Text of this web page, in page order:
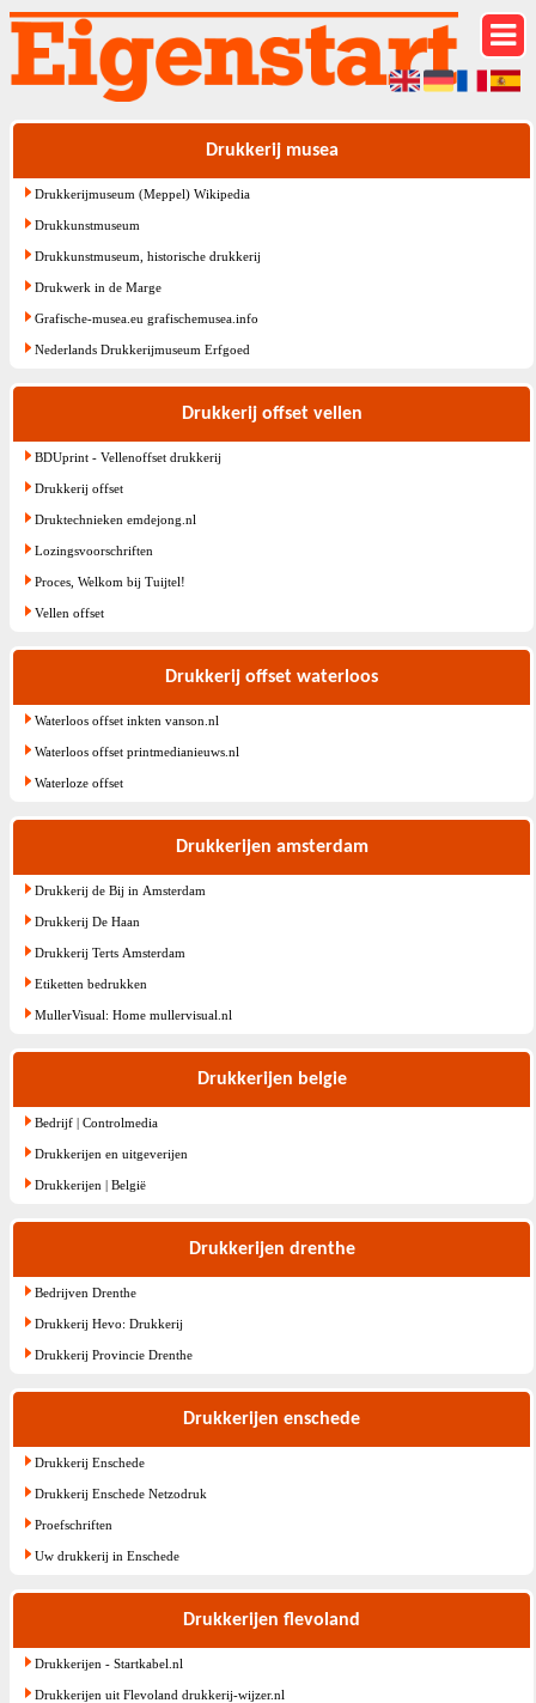
Drukkerij musea
Drukkerijmuseum (Meppel) Wikipedia
Drukkunstmuseum
Drukkunstmuseum, historische drukkerij
Drukwerk in de Marge
Grafische-musea.eu grafischemusea.info
Nederlands Drukkerijmuseum Erfgoed
Drukkerij offset vellen
BDUprint - Vellenoffset drukkerij
Drukkerij offset
Druktechnieken emdejong.nl
Lozingsvoorschriften
Proces, Welkom bij Tuijtel!
Vellen offset
Drukkerij offset waterloos
Waterloos offset inkten vanson.nl
Waterloos offset printmedianieuws.nl
Waterloze offset
Drukkerijen amsterdam
Drukkerij de Bij in Amsterdam
Drukkerij De Haan
Drukkerij Terts Amsterdam
Etiketten bedrukken
MullerVisual: Home mullervisual.nl
Drukkerijen belgie
Bedrijf | Controlmedia
Drukkerijen en uitgeverijen
Drukkerijen | België
Drukkerijen drenthe
Bedrijven Drenthe
Drukkerij Hevo: Drukkerij
Drukkerij Provincie Drenthe
Drukkerijen enschede
Drukkerij Enschede
Drukkerij Enschede Netzodruk
Proefschriften
Uw drukkerij in Enschede
Drukkerijen flevoland
Drukkerijen - Startkabel.nl
Drukkerijen uit Flevoland drukkerij-wijzer.nl